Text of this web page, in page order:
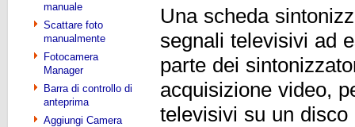
manuale
Scattare foto
manualmente
Fotocamera
Manager
Barra di controllo di
anteprima
Aggiungi Camera
Una scheda
segnali televisivi ad
parte dei
acquisizione video,
televisivi su un disco